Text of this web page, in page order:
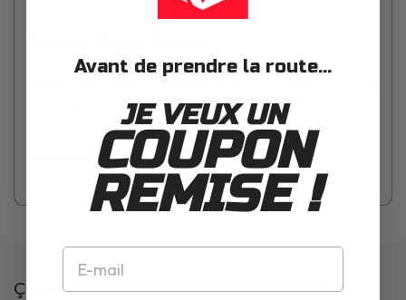
Touran de la marque Premier.
Existe uniquement en teinte incolore.
Ça pourrait t'intéresser
Avant de prendre la route...
JE VEUX UN
COUPON
REMISE !